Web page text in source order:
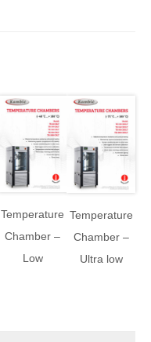
Temperature
Chamber –
Low
Temperature
Chamber –
Ultra low